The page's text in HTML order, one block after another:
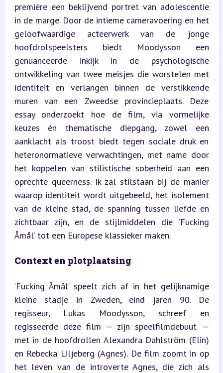
première een beklijvend portret van adolescentie
in de marge. Door de intieme cameravoering en het
geloofwaardige acteerwerk van de jonge
hoofdrolspeelsters biedt Moodysson een
genuanceerde inkijk in de psychologische
ontwikkeling van twee meisjes die worstelen met
identiteit en verlangen binnen de verstikkende
muren van een Zweedse provincieplaats. Deze
essay onderzoekt hoe de film, via vormelijke
keuzes én thematische diepgang, zowel een
aanklacht als troost biedt tegen sociale druk en
heteronormatieve verwachtingen, met name door
het koppelen van stilistische soberheid aan een
oprechte queerness. Ik zal stilstaan bij de manier
waarop identiteit wordt uitgebeeld, het isolement
van de kleine stad, de spanning tussen liefde en
zichtbaar zijn, en de stijlmiddelen die ‘Fucking
Åmål’ tot een Europese klassieker maken.
Context en plotplaatsing
‘Fucking Åmål’ speelt zich af in het gelijknamige
kleine stadje in Zweden, eind jaren 90. De
regisseur, Lukas Moodysson, schreef en
regisseerde deze film — zijn speelfilmdebuut —
met in de hoofdrollen Alexandra Dahlström (Elin)
en Rebecka Liljeberg (Agnes). De film zoomt in op
het leven van de introverte Agnes, die zich als